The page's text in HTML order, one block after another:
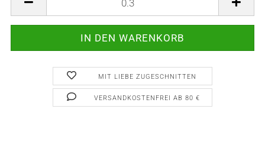
MIT LIEBE ZUGESCHNITTEN
VERSANDKOSTENFREI AB 80 €